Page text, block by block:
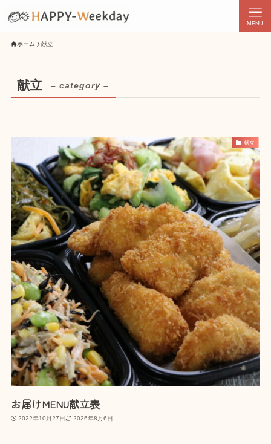
MENU
ホーム 献立
献立 – category –
献立
お届けMENU献立表
2022年10月27日 2026年8月6日